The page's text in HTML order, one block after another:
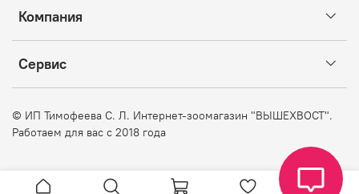
Компания
Сервис
© ИП Тимофеева С. Л. Интернет-зоомагазин "ВЫШЕХВОСТ".
Работаем для вас с 2018 года